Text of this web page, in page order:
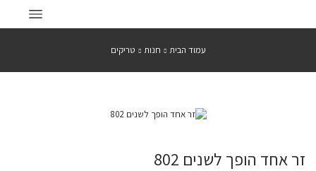
עמוד הבית חנות טריקים
זר אחד הופך לשנים 802